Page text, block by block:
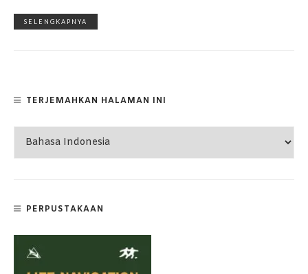
SELENGKAPNYA
TERJEMAHKAN HALAMAN INI
PERPUSTAKAAN